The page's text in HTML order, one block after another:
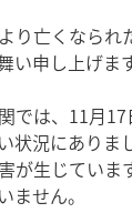
り亡くなら
い申し上げます
では、11月
状況にあり
が生じてい
ません。